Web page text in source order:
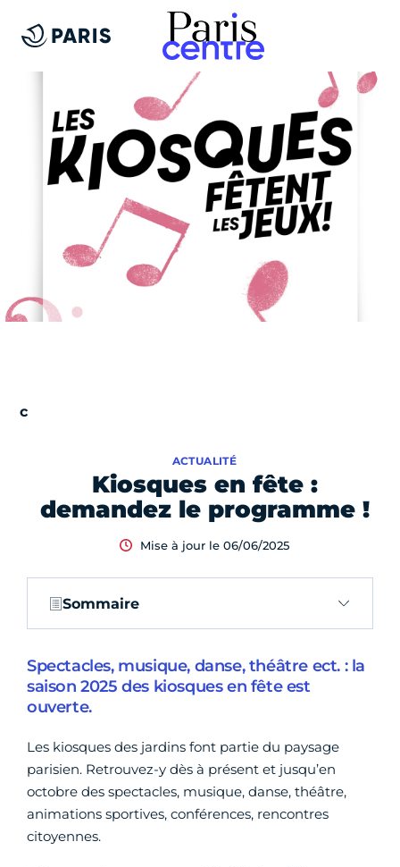
Kiosques en fête :
demandez le programme !
ACTUALITÉ
Mise à jour le 06/06/2025
Sommaire
Spectacles, musique, danse, théâtre ect. : la
saison 2025 des kiosques en fête est
ouverte.
Les kiosques des jardins font partie du paysage
parisien. Retrouvez-y dès à présent et jusqu’en
octobre des spectacles, musique, danse, théâtre,
animations sportives, conférences, rencontres
citoyennes.